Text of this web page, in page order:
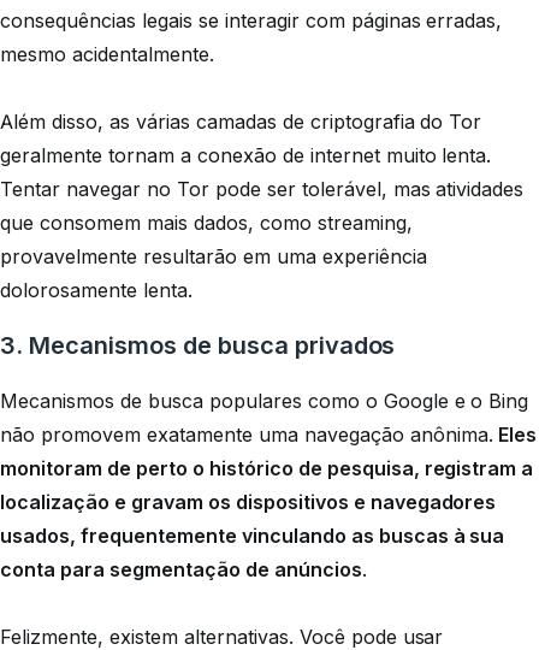
consequências legais se interagir com páginas erradas,
mesmo acidentalmente.
Além disso, as várias camadas de criptografia do Tor
geralmente tornam a conexão de internet muito lenta.
Tentar navegar no Tor pode ser tolerável, mas atividades
que consomem mais dados, como streaming,
provavelmente resultarão em uma experiência
dolorosamente lenta.
3. Mecanismos de busca privados
Mecanismos de busca populares como o Google e o Bing
não promovem exatamente uma navegação anônima. Eles
monitoram de perto o histórico de pesquisa, registram a
localização e gravam os dispositivos e navegadores
usados, frequentemente vinculando as buscas à sua
conta para segmentação de anúncios.
Felizmente, existem alternativas. Você pode usar